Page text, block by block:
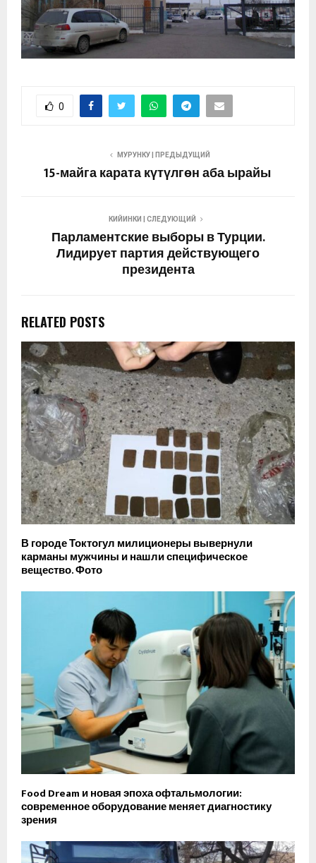
0
МУРУНКУ | ПРЕДЫДУЩИЙ
15-майга карата күтүлгөн аба ырайы
КИЙИНКИ | СЛЕДУЮЩИЙ
Парламентские выборы в Турции.
Лидирует партия действующего
президента
RELATED POSTS
В городе Токтогул милиционеры вывернули
карманы мужчины и нашли специфическое
вещество. Фото
Food Dream и новая эпоха офтальмологии:
современное оборудование меняет диагностику
зрения